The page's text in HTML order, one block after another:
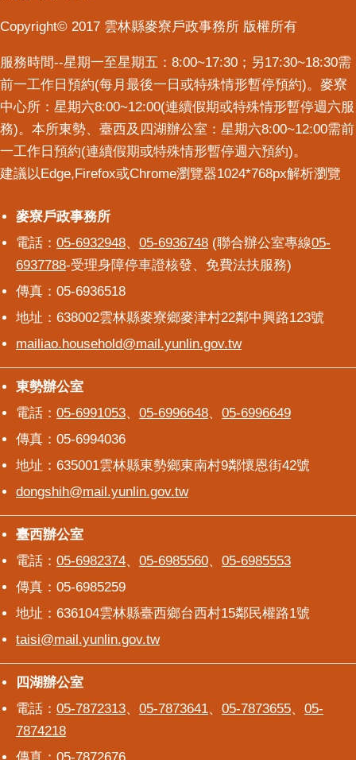
意
交
流
相
關
連
Copyright© 2017 雲林縣麥寮戶政事務所 版權所有
服務時間--星期一至星期五：8:00~17:30；另17:30~18:30需
前一工作日預約(每月最後一日或特殊情形暫停預約)。麥寮
中心所：星期六8:00~12:00(連續假期或特殊情形暫停週六服
務)。本所東勢、臺西及四湖辦公室：星期六8:00~12:00需前
一工作日預約(連續假期或特殊情形暫停週六預約)。
建議以Edge,Firefox或Chrome瀏覽器1024*768px解析瀏覽
麥寮戶政事務所
麥寮戶政事務所
電話： 05-6932948、 05-6936748 (聯合辦公室專線05-
6937788-受理身障停車證核發、免費法扶服務)
傳真：05-6936518
地址：638002雲林縣麥寮鄉麥津村22鄰中興路123號
mailiao.household@mail.yunlin.gov.tw
東勢辦公室
東勢辦公室
電話： 05-6991053、 05-6996648、 05-6996649
傳真：05-6994036
地址：635001雲林縣東勢鄉東南村9鄰懷恩街42號
dongshih@mail.yunlin.gov.tw
臺西辦公室
臺西辦公室
電話： 05-6982374、 05-6985560、 05-6985553
傳真：05-6985259
地址：636104雲林縣臺西鄉台西村15鄰民權路1號
taisi@mail.yunlin.gov.tw
四湖辦公室
四湖辦公室
電話： 05-7872313、 05-7873641、 05-7873655、 05-
7874218